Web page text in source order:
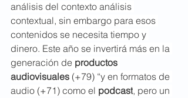
análisis del contexto análisis
contextual, sin embargo para esos
contenidos se necesita tiempo y
dinero. Este año se invertirá más en la
generación de productos
audiovisuales (+79) “y en formatos de
audio (+71) como el podcast, pero un